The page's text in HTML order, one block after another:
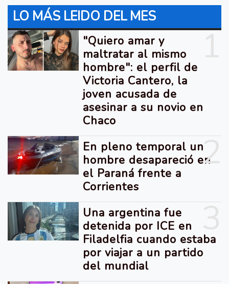
LO MÁS LEIDO DEL MES
"Quiero amar y
maltratar al mismo
hombre": el perfil de
Victoria Cantero, la
joven acusada de
asesinar a su novio en
Chaco
2
En pleno temporal un
hombre desapareció en
el Paraná frente a
Corrientes
Una argentina fue
detenida por ICE en
Filadelfia cuando estaba
por viajar a un partido
del mundial